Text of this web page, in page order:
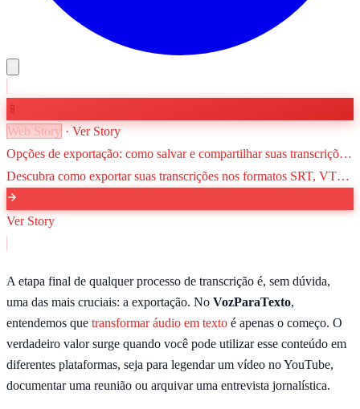
📱
Web Story · Ver Story
Opções de exportação: como salvar e compartilhar suas transcrições
no VozParaTexto
Descubra como exportar suas transcrições nos formatos SRT, VTT,
PDF e TXT. Aprenda a escolher o melhor formato para cada projeto
e como otimizar seu fluxo de trabalho.
Ver Story
A etapa final de qualquer processo de transcrição é, sem dúvida,
uma das mais cruciais: a exportação. No VozParaTexto,
entendemos que transformar áudio em texto é apenas o começo. O
verdadeiro valor surge quando você pode utilizar esse conteúdo em
diferentes plataformas, seja para legendar um vídeo no YouTube,
documentar uma reunião ou arquivar uma entrevista jornalística.